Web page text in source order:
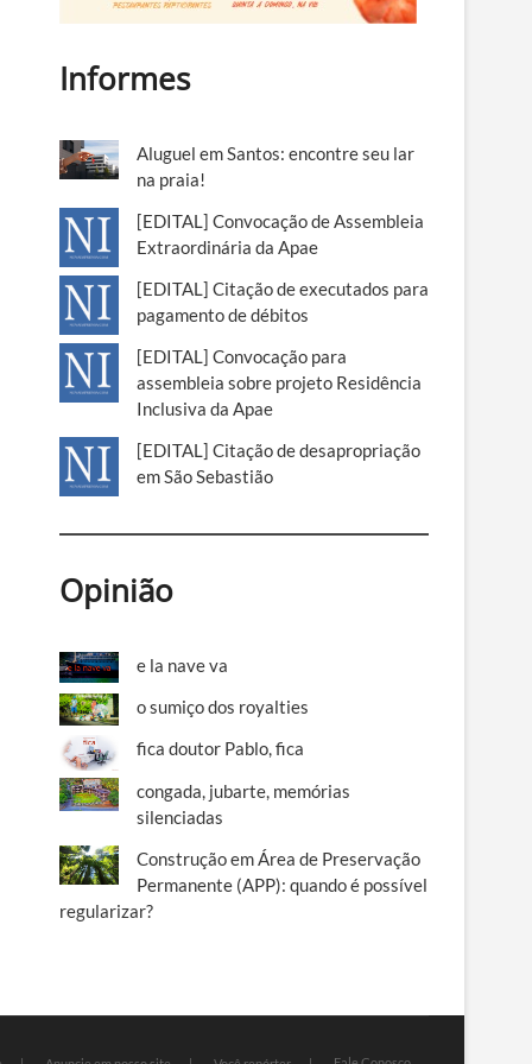
Informes
Aluguel em Santos: encontre seu lar
na praia!
[EDITAL] Convocação de Assembleia
Extraordinária da Apae
[EDITAL] Citação de executados para
pagamento de débitos
[EDITAL] Convocação para
assembleia sobre projeto Residência
Inclusiva da Apae
[EDITAL] Citação de desapropriação
em São Sebastião
Opinião
e la nave va
o sumiço dos royalties
fica doutor Pablo, fica
congada, jubarte, memórias
silenciadas
Construção em Área de Preservação
Permanente (APP): quando é possível
regularizar?